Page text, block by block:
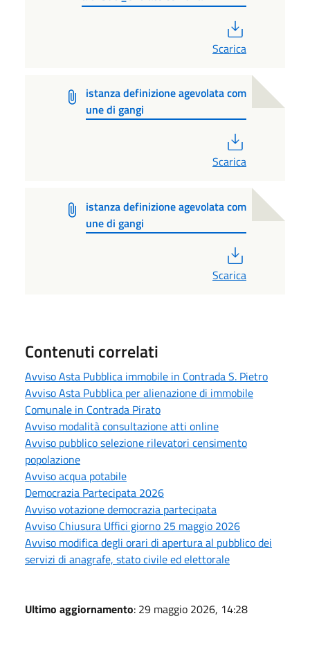
Scarica
istanza definizione agevolata com
une di gangi
Scarica
istanza definizione agevolata com
une di gangi
Scarica
Contenuti correlati
Avviso Asta Pubblica immobile in Contrada S. Pietro
Avviso Asta Pubblica per alienazione di immobile
Comunale in Contrada Pirato
Avviso modalità consultazione atti online
Avviso pubblico selezione rilevatori censimento
popolazione
Avviso acqua potabile
Democrazia Partecipata 2026
Avviso votazione democrazia partecipata
Avviso Chiusura Uffici giorno 25 maggio 2026
Avviso modifica degli orari di apertura al pubblico dei
servizi di anagrafe, stato civile ed elettorale
Ultimo aggiornamento: 29 maggio 2026, 14:28